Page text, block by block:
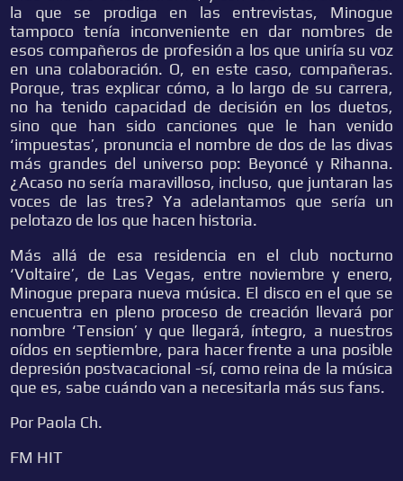
la que se prodiga en las entrevistas, Minogue
tampoco tenía inconveniente en dar nombres de
esos compañeros de profesión a los que uniría su voz
en una colaboración. O, en este caso, compañeras.
Porque, tras explicar cómo, a lo largo de su carrera,
no ha tenido capacidad de decisión en los duetos,
sino que han sido canciones que le han venido
‘impuestas’, pronuncia el nombre de dos de las divas
más grandes del universo pop: Beyoncé y Rihanna.
¿Acaso no sería maravilloso, incluso, que juntaran las
voces de las tres? Ya adelantamos que sería un
pelotazo de los que hacen historia.
Más allá de esa residencia en el club nocturno
‘Voltaire’, de Las Vegas, entre noviembre y enero,
Minogue prepara nueva música. El disco en el que se
encuentra en pleno proceso de creación llevará por
nombre ‘Tension’ y que llegará, íntegro, a nuestros
oídos en septiembre, para hacer frente a una posible
depresión postvacacional -sí, como reina de la música
que es, sabe cuándo van a necesitarla más sus fans.
Por Paola Ch.
FM HIT